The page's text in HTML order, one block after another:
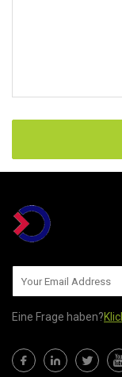
Eine Frage haben?